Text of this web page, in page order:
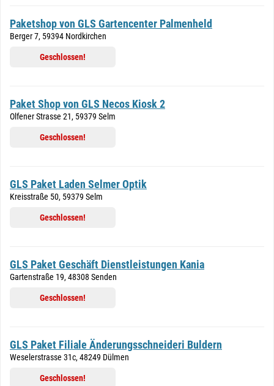
Paketshop von GLS Gartencenter Palmenheld
Berger 7, 59394 Nordkirchen
Geschlossen!
Paket Shop von GLS Necos Kiosk 2
Olfener Strasse 21, 59379 Selm
Geschlossen!
GLS Paket Laden Selmer Optik
Kreisstraße 50, 59379 Selm
Geschlossen!
GLS Paket Geschäft Dienstleistungen Kania
Gartenstraße 19, 48308 Senden
Geschlossen!
GLS Paket Filiale Änderungsschneideri Buldern
Weselerstrasse 31c, 48249 Dülmen
Geschlossen!